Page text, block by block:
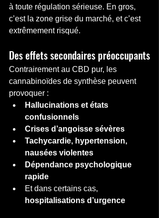
à toute régulation sérieuse. En gros,
c’est la zone grise du marché, et c’est
extrêmement risqué.
Des effets secondaires préoccupants
Contrairement au CBD pur, les
cannabinoïdes de synthèse peuvent
provoquer :
Hallucinations et états
confusionnels
Crises d’angoisse sévères
Tachycardie, hypertension,
nausées violentes
Dépendance psychologique
rapide
Et dans certains cas,
hospitalisations d’urgence